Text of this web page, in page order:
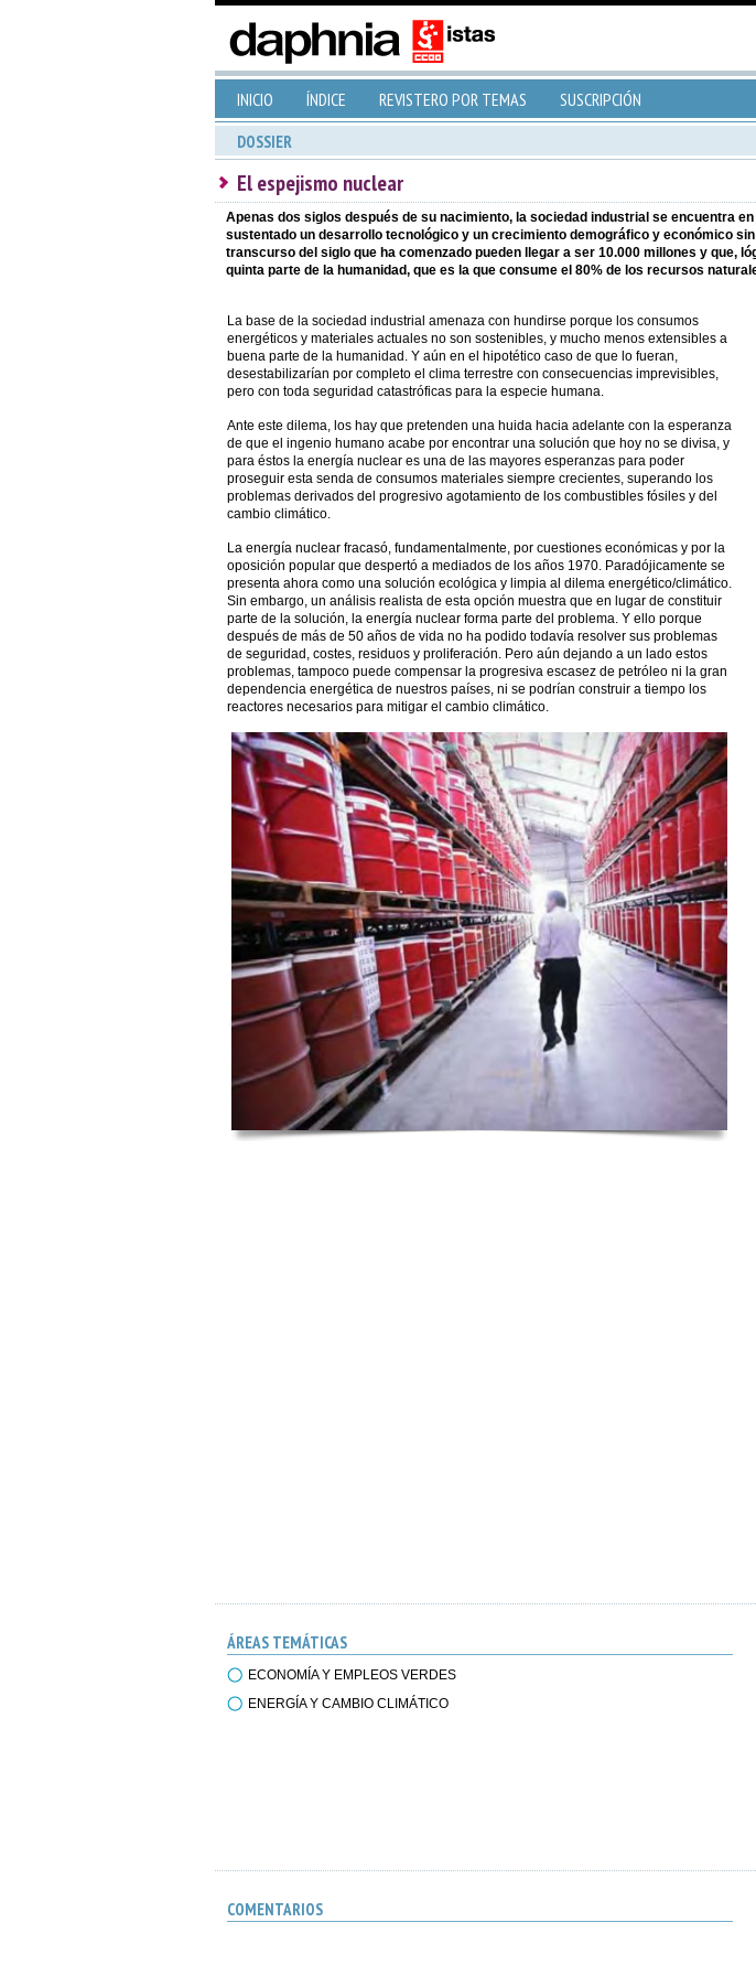
INICIO ÍNDICE REVISTERO POR TEMAS SUSCRIPCIÓN
DOSSIER
El espejismo nuclear
Apenas dos siglos después de su nacimiento, la sociedad industrial se encuentra
sustentado un desarrollo tecnológico y un crecimiento demográfico y económico
transcurso del siglo que ha comenzado pueden llegar a ser 10.000 millones y que,
quinta parte de la humanidad, que es la que consume el 80% de los recursos
La base de la sociedad industrial amenaza con hundirse porque los consumos
energéticos y materiales actuales no son sostenibles, y mucho menos extensibles a
buena parte de la humanidad. Y aún en el hipotético caso de que lo fueran,
desestabilizarían por completo el clima terrestre con consecuencias imprevisibles,
pero con toda seguridad catastróficas para la especie humana.
Ante este dilema, los hay que pretenden una huida hacia adelante con la esperanza
de que el ingenio humano acabe por encontrar una solución que hoy no se divisa, y
para éstos la energía nuclear es una de las mayores esperanzas para poder
proseguir esta senda de consumos materiales siempre crecientes, superando los
problemas derivados del progresivo agotamiento de los combustibles fósiles y del
cambio climático.
La energía nuclear fracasó, fundamentalmente, por cuestiones económicas y por la
oposición popular que despertó a mediados de los años 1970. Paradójicamente se
presenta ahora como una solución ecológica y limpia al dilema energético/climático.
Sin embargo, un análisis realista de esta opción muestra que en lugar de constituir
parte de la solución, la energía nuclear forma parte del problema. Y ello porque
después de más de 50 años de vida no ha podido todavía resolver sus problemas
de seguridad, costes, residuos y proliferación. Pero aún dejando a un lado estos
problemas, tampoco puede compensar la progresiva escasez de petróleo ni la gran
dependencia energética de nuestros países, ni se podrían construir a tiempo los
reactores necesarios para mitigar el cambio climático.
ÁREAS TEMÁTICAS
ECONOMÍA Y EMPLEOS VERDES
ENERGÍA Y CAMBIO CLIMÁTICO
COMENTARIOS